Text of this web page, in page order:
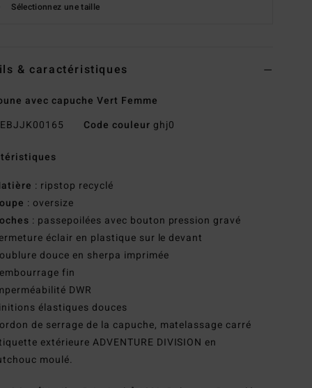
Sélectionnez une taille
& caractéristiques
avec capuche Vert Femme
EBJJK00165 Code couleur ghj0
: ripstop recyclé
: oversize
: passepoilées avec bouton pression gravé
éclair en plastique sur le devant
douce en sherpa imprimée
fin
DWR
élastiques douces
de serrage de la capuche, matelassage carré
extérieure ADVENTURE DIVISION en
moulé.